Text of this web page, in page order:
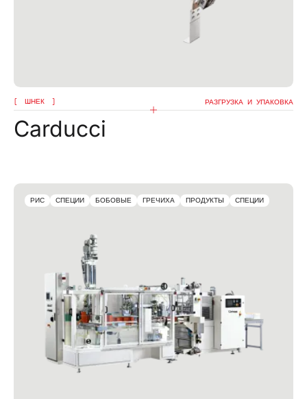
ШНЕК РАЗГРУЗКА И УПАКОВКА
Carducci
РИС СПЕЦИИ БОБОВЫЕ ГРЕЧИХА ПРОДУКТЫ СПЕЦИИ